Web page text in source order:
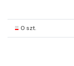
0 szt.